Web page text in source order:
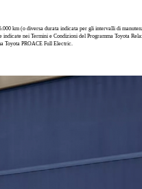
km (o diversa durata indicata per gli intervalli di
nei Termini e Condizioni del Programma Toyota
Toyota PROACE Full Electric.